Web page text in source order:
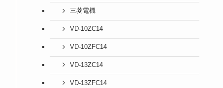
三菱電機
VD-10ZC14
VD-10ZFC14
VD-13ZC14
VD-13ZFC14